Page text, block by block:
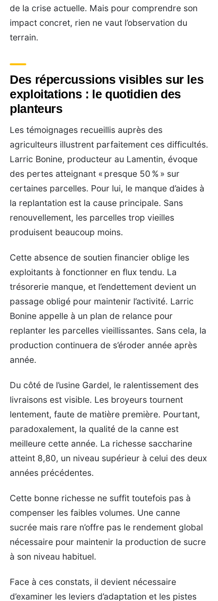
de la crise actuelle. Mais pour comprendre son
impact concret, rien ne vaut l’observation du
terrain.
Des répercussions visibles sur les
exploitations : le quotidien des
planteurs
Les témoignages recueillis auprès des
agriculteurs illustrent parfaitement ces difficultés.
Larric Bonine, producteur au Lamentin, évoque
des pertes atteignant « presque 50 % » sur
certaines parcelles. Pour lui, le manque d’aides à
la replantation est la cause principale. Sans
renouvellement, les parcelles trop vieilles
produisent beaucoup moins.
Cette absence de soutien financier oblige les
exploitants à fonctionner en flux tendu. La
trésorerie manque, et l’endettement devient un
passage obligé pour maintenir l’activité. Larric
Bonine appelle à un plan de relance pour
replanter les parcelles vieillissantes. Sans cela, la
production continuera de s’éroder année après
année.
Du côté de l’usine Gardel, le ralentissement des
livraisons est visible. Les broyeurs tournent
lentement, faute de matière première. Pourtant,
paradoxalement, la qualité de la canne est
meilleure cette année. La richesse saccharine
atteint 8,80, un niveau supérieur à celui des deux
années précédentes.
Cette bonne richesse ne suffit toutefois pas à
compenser les faibles volumes. Une canne
sucrée mais rare n’offre pas le rendement global
nécessaire pour maintenir la production de sucre
à son niveau habituel.
Face à ces constats, il devient nécessaire
d’examiner les leviers d’adaptation et les pistes